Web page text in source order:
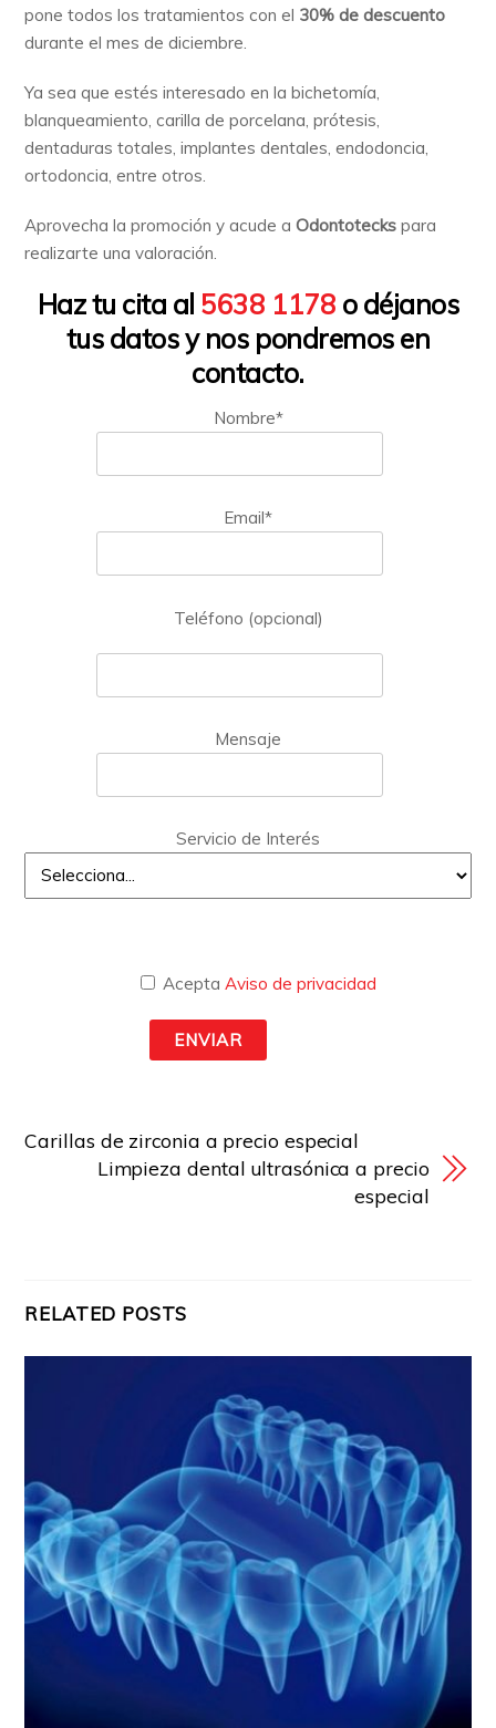
pone todos los tratamientos con el 30% de descuento
durante el mes de diciembre.
Ya sea que estés interesado en la bichetomía,
blanqueamiento, carilla de porcelana, prótesis,
dentaduras totales, implantes dentales, endodoncia,
ortodoncia, entre otros.
Aprovecha la promoción y acude aOdontotecks para
realizarte una valoración.
Haz tu cita al 5638 1178 o déjanos
tus datos y nos pondremos en
contacto.
Nombre*
Email*
Teléfono (opcional)
Mensaje
Servicio de Interés
AceptaAviso de privacidad
Carillas de zirconia a precio especial
Limpieza dental ultrasónica a precio
especial
RELATED POSTS